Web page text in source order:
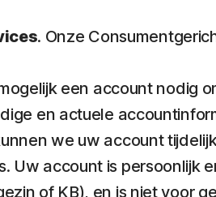
. Onze
een account nodig
en actuele
we uw account
Uw account is
of KB), en is niet voor